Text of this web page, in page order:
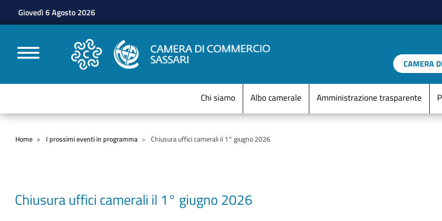
Giovedì 6 Agosto 2026
CAMERE DI COMMERCIO D'ITALIA
CAMERA
Menu Statico
Chi siamo Albo camerale Amministrazione trasparente
Home I prossimi eventi in programma Chiusura uffici camerali il 1° giugno 2026
Chiusura uffici camerali il 1° giugno 2026